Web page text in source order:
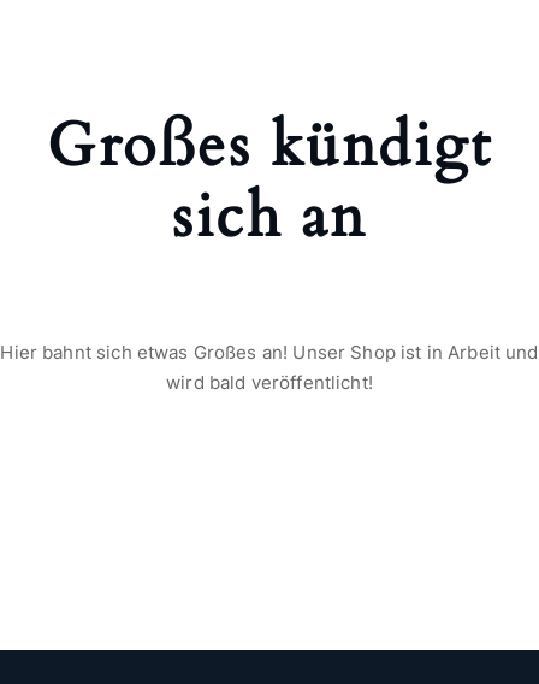
Großes kündigt
sich an
Hier bahnt sich etwas Großes an! Unser Shop ist in Arbeit und
wird bald veröffentlicht!